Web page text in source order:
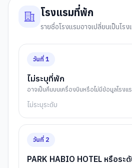
โรงแรมที่พัก
รายชื่อโรงแรมอาจเปลี่ยนเป็นโรง
วันที่ 1
ไม่ระบุที่พัก
อาจเป็นคืนบนเครื่องบินหรือไม่มีข้อมูลโรงแ
ไม่ระบุระดับ
วันที่ 2
PARK HABIO HOTEL หรือระ